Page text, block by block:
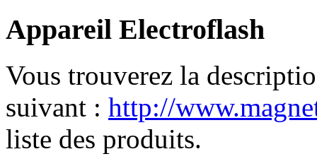
Appareil Electroflash
Vous trouverez la
suivant : http://
liste des produits.